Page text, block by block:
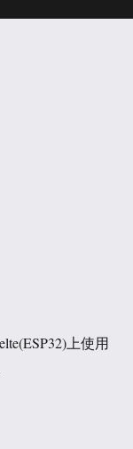
上使用